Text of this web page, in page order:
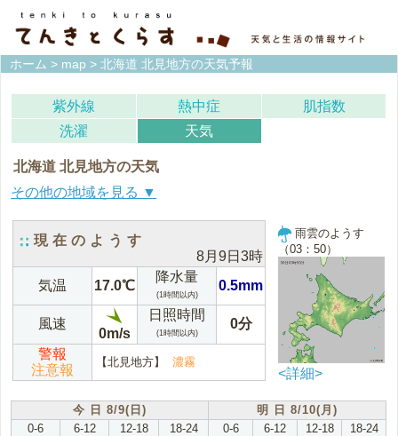
ホーム > map > 北海道 北見地方の天気予報
紫外線 熱中症
肌指数
洗濯
天気
北海道 北見地方の天気
宗谷地方(稚内) 上川地方(旭川)
石狩地方(札幌)
網走地方(網走) 北見地方(北見)
紋別地方(紋別) 釧路地方(釧路)
根室地方(根室) 十勝地方(帯広)
現在のようす
8月9日3時
気温
17.0℃
降水量
(1時間以内)
0.5mm
風速
0m/s
日照時間
(1時間以内)
0分
警報
注意報
【北見地方】 濃霧
雨雲のようす
（03：50）
<詳細>
今 日 8/9(日)
明 日 8/10(月)
0-6
6-12 12-18 18-24 0-6 6-12 12-18 18-24